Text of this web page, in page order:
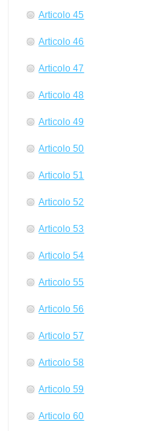
Articolo 45
Articolo 46
Articolo 47
Articolo 48
Articolo 49
Articolo 50
Articolo 51
Articolo 52
Articolo 53
Articolo 54
Articolo 55
Articolo 56
Articolo 57
Articolo 58
Articolo 59
Articolo 60